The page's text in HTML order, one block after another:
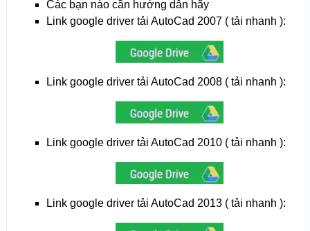
Các bạn nào cần hướng dẫn hãy
Link google driver tải AutoCad 2007 ( tải nhanh ):
Link google driver tải AutoCad 2008 ( tải nhanh ):
Link google driver tải AutoCad 2010 ( tải nhanh ):
Link google driver tải AutoCad 2013 ( tải nhanh ):